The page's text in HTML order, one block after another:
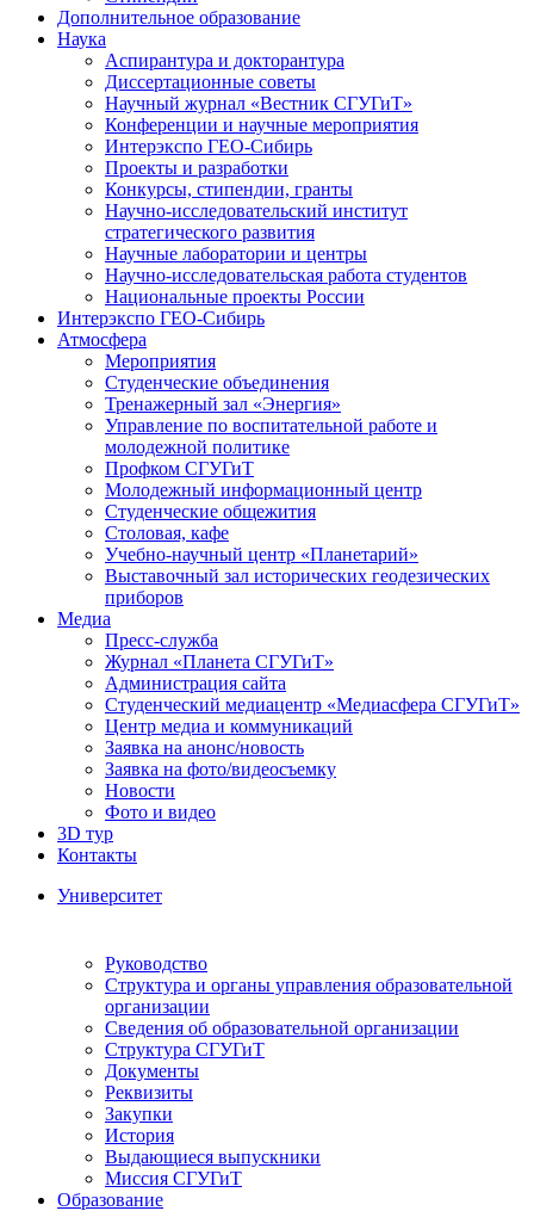
Дополнительное образование
Наука
Аспирантура и докторантура
Диссертационные советы
Научный журнал «Вестник СГУГиТ»
Конференции и научные мероприятия
Интерэкспо ГЕО-Сибирь
Проекты и разработки
Конкурсы, стипендии, гранты
Научно-исследовательский институт
стратегического развития
Научные лаборатории и центры
Научно-исследовательская работа студентов
Национальные проекты России
Интерэкспо ГЕО-Сибирь
Атмосфера
Мероприятия
Студенческие объединения
Тренажерный зал «Энергия»
Управление по воспитательной работе и
молодежной политике
Профком СГУГиТ
Молодежный информационный центр
Студенческие общежития
Столовая, кафе
Учебно-научный центр «Планетарий»
Выставочный зал исторических геодезических
приборов
Медиа
Пресс-служба
Журнал «Планета СГУГиТ»
Администрация сайта
Студенческий медиацентр «Медиасфера СГУГиТ»
Центр медиа и коммуникаций
Заявка на анонс/новость
Заявка на фото/видеосъемку
Новости
Фото и видео
3D тур
Контакты
Университет
Руководство
Структура и органы управления образовательной
организации
Сведения об образовательной организации
Структура СГУГиТ
Документы
Реквизиты
Закупки
История
Выдающиеся выпускники
Миссия СГУГиТ
Образование